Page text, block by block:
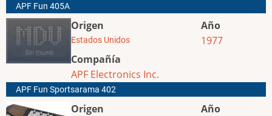
APF Fun 405A
Origen
Estados Unidos
Compañía
APF Electronics Inc.
Año
1977
APF Fun Sportsarama 402
Origen
Año